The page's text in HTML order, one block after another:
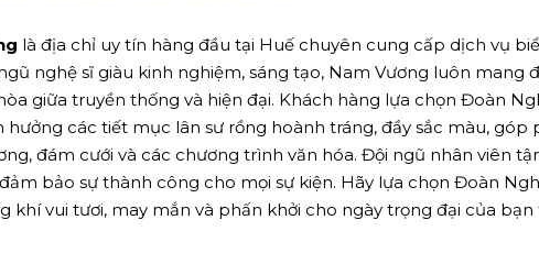
là địa chỉ uy tín hàng đầu tại Huế chuyên cung cấp dịch vụ
nghệ sĩ giàu kinh nghiệm, sáng tạo, Nam Vương luôn mang
giữa truyền thống và hiện đại. Khách hàng lựa chọn Đoàn
hưởng các tiết mục lân sư rồng hoành tráng, đầy sắc màu, góp
đám cưới và các chương trình văn hóa. Đội ngũ nhân viên
bảo sự thành công cho mọi sự kiện. Hãy lựa chọn Đoàn
khí vui tươi, may mắn và phấn khởi cho ngày trọng đại của bạn